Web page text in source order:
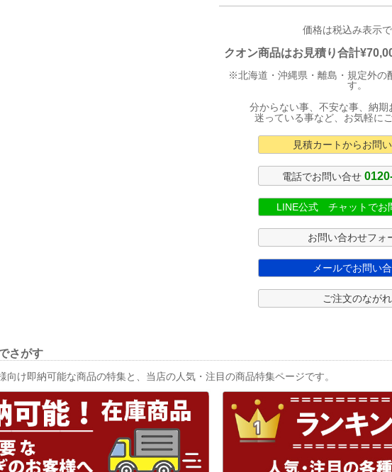
価格は税込み表示で
クオン商品はお見積り合計
※北海道・沖縄県・離島・規定外の
す。
分からない事、不安な事、納期
迷っている事など、お気軽に
見積カートからお問
電話でお問い合せ
LINE公式 チャットでお
お問い合わせフォ
メールでお問い
ご注文のながれ
さがす
向け即納可能な商品の特集と、当店の人気・注目の商品特集ページです。